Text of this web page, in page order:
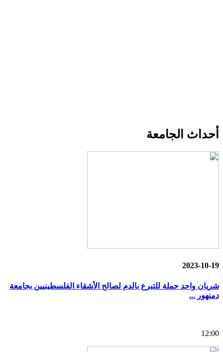
أحداث الجامعة
2023-10-19
شريان واحد حملة للتبرع بالدم لصالح الأشقاء الفلسطينيين بجامعة
دمنهور ...
12:00